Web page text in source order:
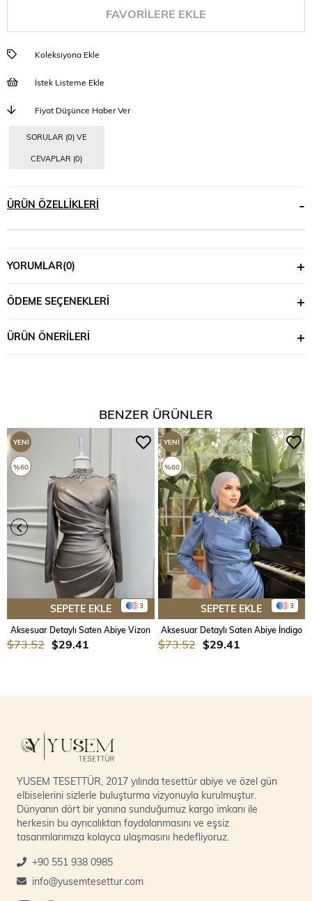
FAVORILERE EKLE
Koleksiyona Ekle
İstek Listeme Ekle
Fiyat Düşünce Haber Ver
SORULAR (0) VE
CEVAPLAR (0)
ÜRÜN ÖZELLIKLERI
YORUMLAR(0)
ÖDEME SEÇENEKLERI
ÜRÜN ÖNERILERI
BENZER ÜRÜNLER
3
SEPETE EKLE
Aksesuar Detaylı Saten Abiye Vizon
$29.41
$73.52
YENI
ÜRÜN
%60
3
SEPETE EKLE
Aksesuar Detaylı Saten Abiye İndigo
$29.41
$73.52
YENI
ÜRÜN
%60
YUSEM TESETTÜR, 2017 yılında tesettür abiye ve özel gün
elbiselerini sizlerle buluşturma vizyonuyla kurulmuştur.
Dünyanın dört bir yanına sunduğumuz kargo imkanı ile
herkesin bu ayrıcalıktan faydalanmasını ve eşsiz
tasarımlarımıza kolayca ulaşmasını hedefliyoruz.
+90 551 938 0985
info@yusemtesettur.com